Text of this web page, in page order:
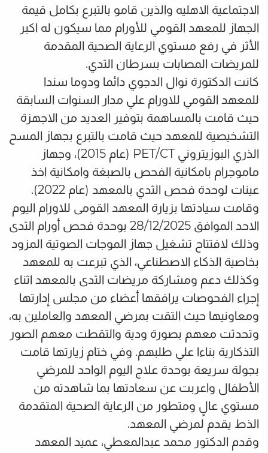
الاجتماعية الاهليه والذين قامو بالتبرع بكامل قيمة
الجهاز للمعهد القومي للأورام مما سيكون له اكبر
الأثر في رفع مستوي الرعاية الصحية المقدمة
للمريضات المصابات بسرطان الثدي.
كانت الدكتورة نوال الدجوي دائما ودوما سندا
للمعهد القومي للاورام علي مدار السنوات السابقة
حيث قامت بالمساهمة بتوفير العديد من الاجهزة
التشخيصية للمعهد حيث قامت بالتبرع بجهاز المسح
الذري البوزيتروني PET/CT (عام 2015)، وجهاز
ماموجرام بامكانية الفحص بالصبغة وامكانية اخذ
عينات لوحدة فحص الثدي بالمعهد (عام 2022).
وقامت سيادتها بزيارة المعهد القومى للاورام اليوم
الاحد الموافق 28/12/2025 بوحدة فحص أورام الثدى
وذلك لافتتاح تشغيل جهاز الموجات الصوتية المزود
بخاصية الذكاء الاصطناعي، الذي تبرعت به للمعهد
وكذلك دعم ومشاركة مريضات الثدى بالمعهد اثناء
إجراء الفحوصات يرافقها أعضاء من مجلس إدارتها
ومعاونيها حيث التقت بمرضي المعهد والعاملين به،
وتحدثت معهم بصورة ودية والتقطت معهم الصور
التذكارية بناءا علي طلبهم. وفي ختام زيارتها قامت
بجولة سريعة بوحدة علاج اليوم الواحد للمرضي
الأطفال واعربت عن سعادتها بما شاهدته من
مستوي عالٍ ومتطور من الرعاية الصحية المتقدمة
الذط يقدم لمرضي المعهد.
وقدم الدكتور محمد عبدالمعطي، عميد المعهد